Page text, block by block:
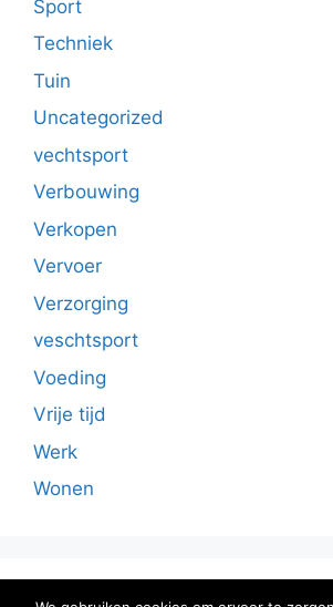
Sport
Techniek
Tuin
Uncategorized
vechtsport
Verbouwing
Verkopen
Vervoer
Verzorging
veschtsport
Voeding
Vrije tijd
Werk
Wonen